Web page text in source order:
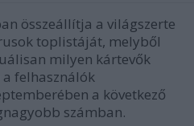
összeállítja a világszerte
toplistáját, melyből
milyen kártevők
felhasználók
a következő
számban.